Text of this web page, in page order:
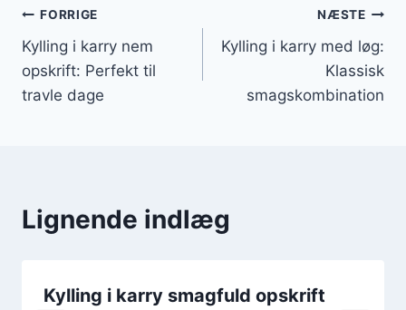
Indlægsnavigation
FORRIGE
Kylling i karry nem
opskrift: Perfekt til
travle dage
NÆSTE
Kylling i karry med løg:
Klassisk
smagskombination
Lignende indlæg
Kylling i karry smagfuld opskrift